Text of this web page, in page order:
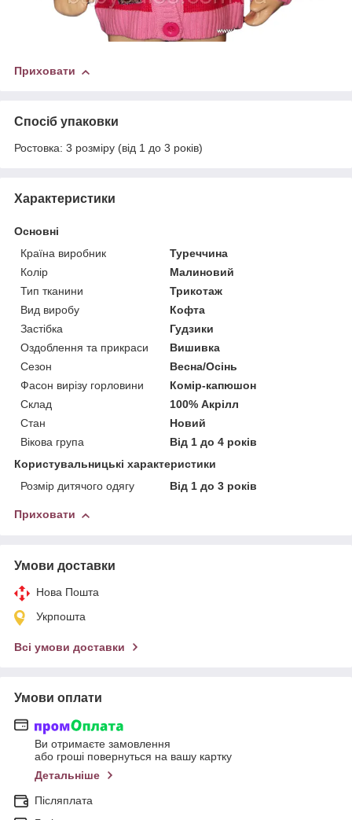
Приховати
Спосіб упаковки
Ростовка: 3 розміру (від 1 до 3 років)
Характеристики
Основні
Країна виробник
Туреччина
Колір
Малиновий
Тип тканини
Трикотаж
Вид виробу
Кофта
Застібка
Гудзики
Оздоблення та прикраси
Вишивка
Сезон
Весна/Осінь
Фасон вирізу горловини
Комір-капюшон
Склад
100% Акрілл
Стан
Новий
Вікова група
Від 1 до 4 років
Користувальницькі характеристики
Розмір дитячого одягу
Від 1 до 3 років
Приховати
Умови доставки
Нова Пошта
Укрпошта
Всі умови доставки
Умови оплати
Ви отримаєте замовлення
або гроші повернуться на вашу картку
Детальніше
Післяплата